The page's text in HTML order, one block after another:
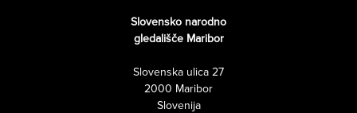
Slovensko narodno
gledališče Maribor
Slovenska ulica 27
2000 Maribor
Slovenija